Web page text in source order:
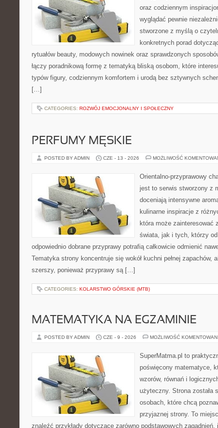
oraz codziennym
wyglądać pewnie
stworzone z myślą o
konkretnych porad
rytuałów beauty, modowych nowinek oraz sprawdzonych
łączy poradnikową formę z tematyką bliską osobom, które
typów figury, codziennym komfortem i urodą bez sztywnych
[…]
CATEGORIES: ROZWÓJ EMOCJONALNY I SPOŁECZNY
PERFUMY MĘSKIE
POSTED BY ADMIN CZE - 13 - 2026 MOŻLIWOŚĆ
Orientalno-przyprawowy
jest to serwis stworzony z
doceniają intensywne
kulinarne inspiracje z
która może zainteresować
świata, jak i tych, którzy
odpowiednio dobrane przyprawy potrafią całkowicie odmienić
Tematyka strony koncentruje się wokół kuchni pełnej zapachów,
szerszy, ponieważ przyprawy są […]
CATEGORIES: KOLARSTWO GÓRSKIE (MTB)
MATEMATYKA NA EGZAMINIE
POSTED BY ADMIN CZE - 9 - 2026 MOŻLIWOŚĆ
SuperMatma.pl to
poświęcony matematyce,
wzorów, równań i
użyteczny. Strona została
osobach, które chcą
przyjaznej strony. To
znaleźć przykłady dotyczące zarówno podstawowych zagadnień,